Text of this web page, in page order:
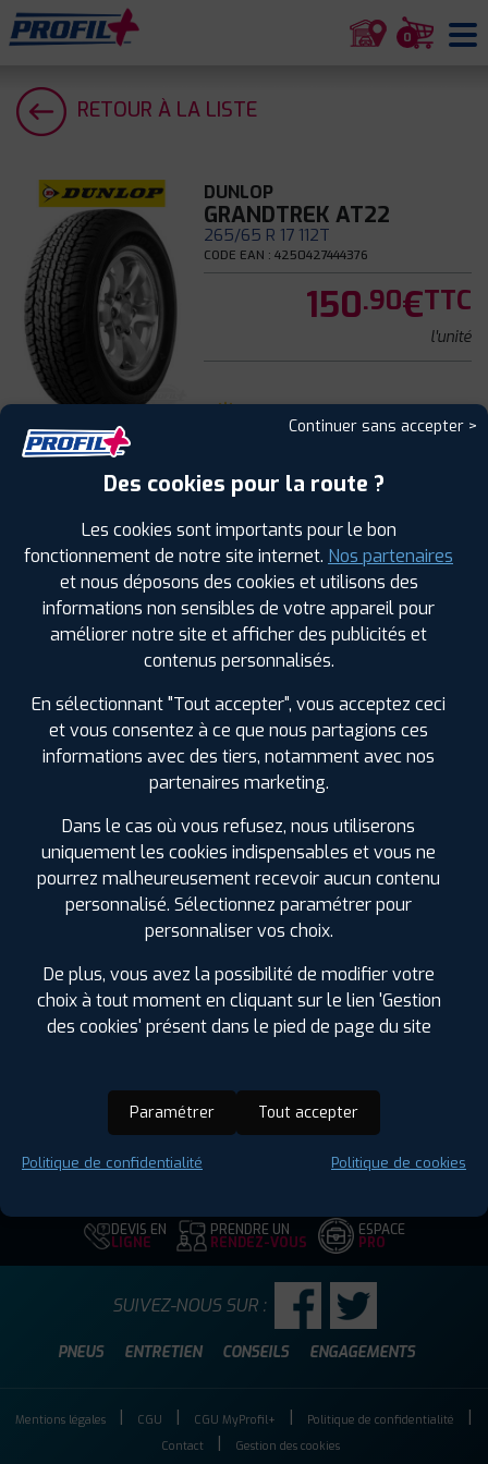
0
RETOUR À LA LISTE
DUNLOP
GRANDTREK AT22
265/65 R 17 112T
CODE EAN : 4250427444376
150.90€TTC
l'unité
Votre commande
montée et équilibrée :
348.80€TTC
FAIRE INSTALLER CE PNEU
Sous réserve de disponibilité en agence
SPÉCIFICATIONS AVIS CLIENTS ÉTIQUETAGE
Étiquetage
Été
Runflat :Non
Largeur :265
Hauteur :65
Vitesse :T
Code EAN :4250427444376
DEVIS EN
LIGNE
PRENDRE UN
RENDEZ-VOUS
ESPACE
PRO
PNEUS ENTRETIEN CONSEILS ENGAGEMENTS
SUIVEZ-NOUS SUR :
Mentions légales CGU CGU MyProfil+
Politique de confidentialité
Contact
Gestion des cookies
Continuer sans accepter >
Des cookies pour la route ?
Les cookies sont importants pour le bon
fonctionnement de notre site internet. Nos partenaires
et nous déposons des cookies et utilisons des
informations non sensibles de votre appareil pour
améliorer notre site et afficher des publicités et
contenus personnalisés.
En sélectionnant "Tout accepter", vous acceptez ceci
et vous consentez à ce que nous partagions ces
informations avec des tiers, notamment avec nos
partenaires marketing.
Dans le cas où vous refusez, nous utiliserons
uniquement les cookies indispensables et vous ne
pourrez malheureusement recevoir aucun contenu
personnalisé. Sélectionnez paramétrer pour
personnaliser vos choix.
De plus, vous avez la possibilité de modifier votre
choix à tout moment en cliquant sur le lien 'Gestion
des cookies' présent dans le pied de page du site
Paramétrer Tout accepter
Politique de confidentialité Politique de cookies